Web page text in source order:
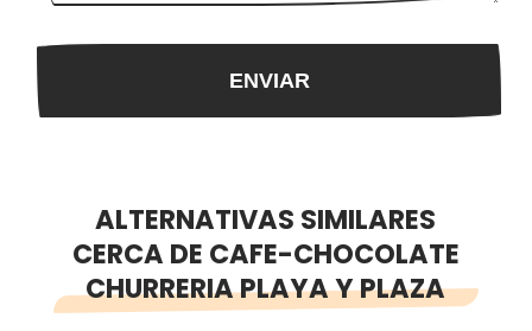
ALTERNATIVAS SIMILARES
CERCA DE CAFE-CHOCOLATE
CHURRERIA PLAYA Y PLAZA